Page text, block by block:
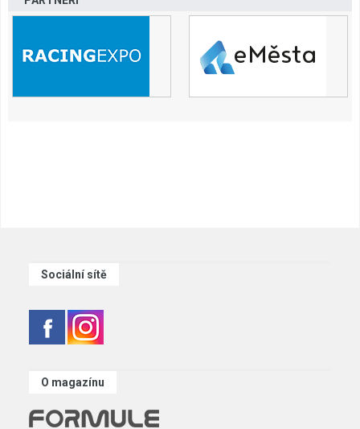
Sociální sítě
O magazínu